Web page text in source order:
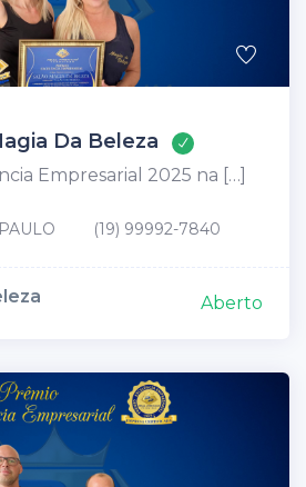
Da Beleza
Empresarial 2025 na […]
(19) 99992-7840
Aberto